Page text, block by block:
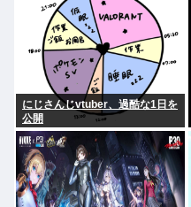
にじさんじvtuber、過酷な1日を
公開